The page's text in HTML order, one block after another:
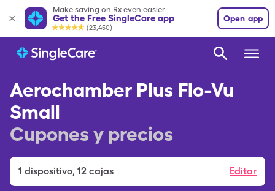
Make saving on Rx even easier
Get the Free SingleCare app
(23,450)
Open app
Aerochamber Plus Flo-Vu
Small
Cupones y precios
1 dispositivo, 12 cajas Editar